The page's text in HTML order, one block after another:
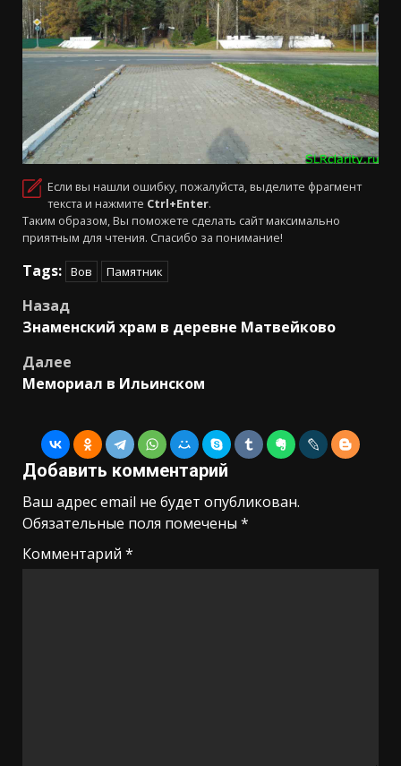
Если вы нашли ошибку, пожалуйста, выделите фрагмент
текста и нажмите Ctrl+Enter.
Таким образом, Вы поможете сделать сайт максимально
приятным для чтения. Спасибо за понимание!
Tags: Вов Памятник
Навигация
Назад
Знаменский храм в деревне Матвейково
Далее
Мемориал в Ильинском
Добавить комментарий
Ваш адрес email не будет опубликован.
Обязательные поля помечены *
Комментарий *